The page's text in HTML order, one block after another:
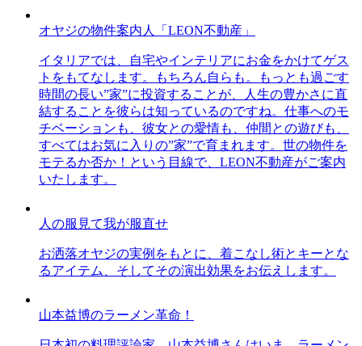
オヤジの物件案内人「LEON不動産」
イタリアでは、自宅やインテリアにお金をかけてゲス
トをもてなします。もちろん自らも。もっとも過ごす
時間の長い”家”に投資することが、人生の豊かさに直
結することを彼らは知っているのですね。仕事へのモ
チベーションも、彼女との愛情も、仲間との遊びも、
すべてはお気に入りの”家”で育まれます。世の物件を
モテるか否か！という目線で、LEON不動産がご案内
いたします。
人の服見て我が服直せ
お洒落オヤジの実例をもとに、着こなし術とキーとな
るアイテム、そしてその演出効果をお伝えします。
山本益博のラーメン革命！